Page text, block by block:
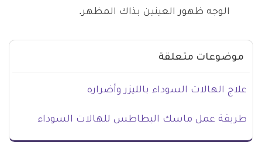
الوجه ظهور العينين بذاك المظهر.
موضوعات متعلقة
علاج الهالات السوداء بالليزر وأضراره
طريقة عمل ماسك البطاطس للهالات السوداء